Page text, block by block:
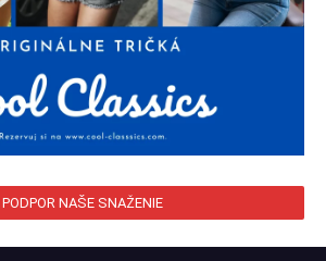
PODPOR NAŠE SNAŽENIE